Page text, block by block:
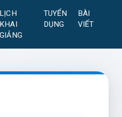
LỊCH
KHAI
GIẢNG
TUYỂN
DỤNG
BÀI
VIẾT